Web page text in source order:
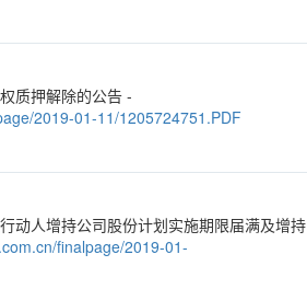
质押解除的公告 -
2019-01-11/1205724751.PDF
动人增持公司股份计划实施期限届满及增持
finalpage/2019-01-